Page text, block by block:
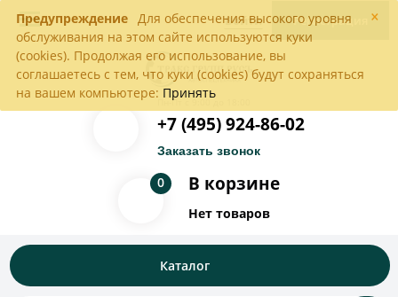
×
Предупреждение Для обеспечения высокого уровня
обслуживания на этом сайте используются куки
(cookies). Продолжая его использование, вы
соглашаетесь с тем, что куки (cookies) будут сохраняться
на вашем компьютере: Принять
Войти Регистрация
Пн-Пт с 9:00 до 18:00
+7 (495) 924-86-02
Заказать звонок
В корзине
0
Нет товаров
Каталог